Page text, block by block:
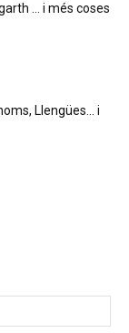
… i més coses
Llengües… i